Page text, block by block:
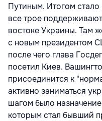
Путиным. Итогом стало
все трое
востоке Украины. Там
с новым президентом
после чего глава
посетил Киев.
присоединится к
активно заниматься
шагом было
которым стал бывший